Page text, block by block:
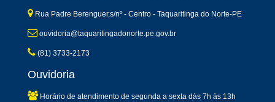
Rua Padre Berenguer,s/nº - Centro - Taquaritinga do Norte-PE
ouvidoria@taquaritingadonorte.pe.gov.br
(81) 3733-2173
Ouvidoria
Horário de atendimento de segunda a sexta dàs 7h às 13h